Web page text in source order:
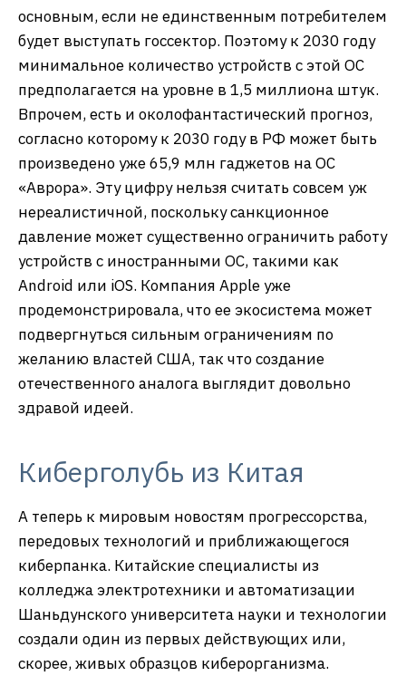
основным, если не единственным потребителем
будет выступать госсектор. Поэтому к 2030 году
минимальное количество устройств с этой ОС
предполагается на уровне в 1,5 миллиона штук.
Впрочем, есть и околофантастический прогноз,
согласно которому к 2030 году в РФ может быть
произведено уже 65,9 млн гаджетов на ОС
«Аврора». Эту цифру нельзя считать совсем уж
нереалистичной, поскольку санкционное
давление может существенно ограничить работу
устройств с иностранными ОС, такими как
Android или iOS. Компания Apple уже
продемонстрировала, что ее экосистема может
подвергнуться сильным ограничениям по
желанию властей США, так что создание
отечественного аналога выглядит довольно
здравой идеей.
Киберголубь из Китая
А теперь к мировым новостям прогрессорства,
передовых технологий и приближающегося
киберпанка. Китайские специалисты из
колледжа электротехники и автоматизации
Шаньдунского университета науки и технологии
создали один из первых действующих или,
скорее, живых образцов киберорганизма.